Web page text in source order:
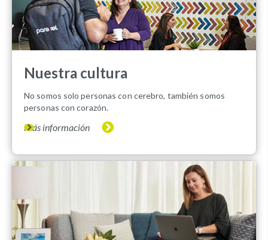
Nuestra cultura
No somos solo personas con cerebro, también somos
personas con corazón.
Más información